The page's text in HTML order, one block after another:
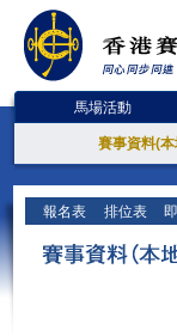
馬場活動
賽事資料(
報名表 排位表